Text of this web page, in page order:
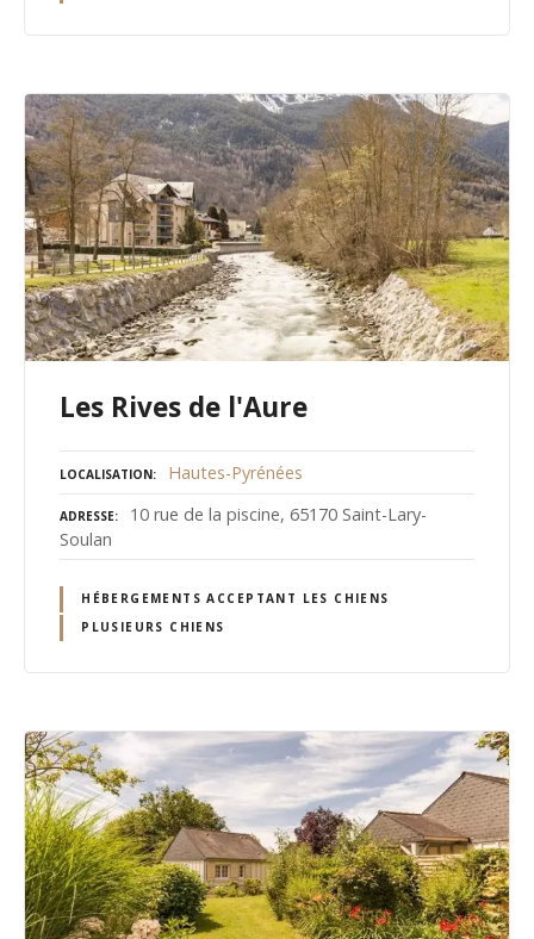
Les Rives de l'Aure
LOCALISATION Hautes-Pyrénées
ADRESSE
10 rue de la piscine, 65170 Saint-Lary-
Soulan
HÉBERGEMENTS ACCEPTANT LES CHIENS
PLUSIEURS CHIENS